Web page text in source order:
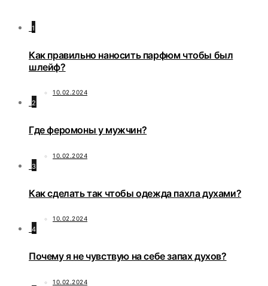
1
Как правильно наносить парфюм чтобы был
шлейф?
10.02.2024
2
Где феромоны у мужчин?
10.02.2024
3
Как сделать так чтобы одежда пахла духами?
10.02.2024
4
Почему я не чувствую на себе запах духов?
10.02.2024